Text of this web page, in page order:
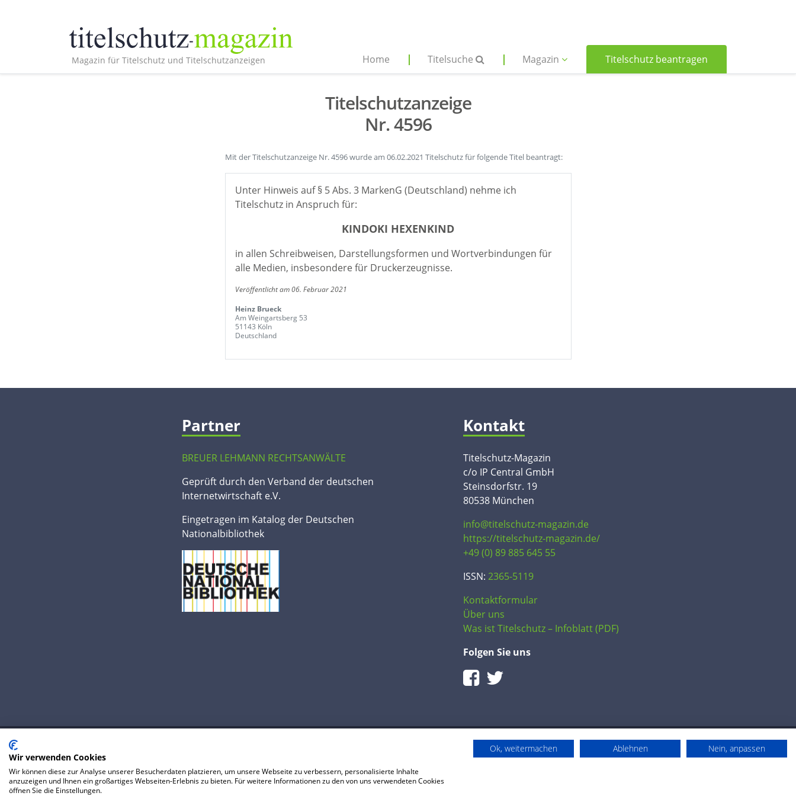
Magazin für Titelschutz und Titelschutzanzeigen Home Titelsuche Magazin Titelschutz beantragen
Titelschutzanzeige
Nr. 4596
Mit der Titelschutzanzeige Nr. 4596 wurde am 06.02.2021 Titelschutz für folgende Titel beantragt:
Unter Hinweis auf § 5 Abs. 3 MarkenG (Deutschland) nehme ich
Titelschutz in Anspruch für:
KINDOKI HEXENKIND
in allen Schreibweisen, Darstellungsformen und Wortverbindungen für
alle Medien, insbesondere für Druckerzeugnisse.
Veröffentlicht am 06. Februar 2021
Heinz Brueck
Am Weingartsberg 53
51143 Köln
Deutschland
Partner
BREUER LEHMANN RECHTSANWÄLTE
Geprüft durch den Verband der deutschen
Internetwirtschaft e.V.
Eingetragen im Katalog der Deutschen
Nationalbibliothek
Kontakt
Titelschutz-Magazin
c/o IP Central GmbH
Steinsdorfstr. 19
80538 München
info@titelschutz-magazin.de
https://titelschutz-magazin.de/
+49 (0) 89 885 645 55
ISSN: 2365-5119
Kontaktformular
Über uns
Was ist Titelschutz – Infoblatt (PDF)
Folgen Sie uns
© 2020 IP Central GmbH
FAQ
Datenschutzerklärung AGB Preise Impressum
Wir verwenden Cookies
Wir können diese zur Analyse unserer Besucherdaten platzieren, um unsere Webseite zu verbessern, personalisierte Inhalte
anzuzeigen und Ihnen ein großartiges Webseiten-Erlebnis zu bieten. Für weitere Informationen zu den von uns verwendeten Cookies
öffnen Sie die Einstellungen.
Ok, weitermachen Ablehnen Nein, anpassen